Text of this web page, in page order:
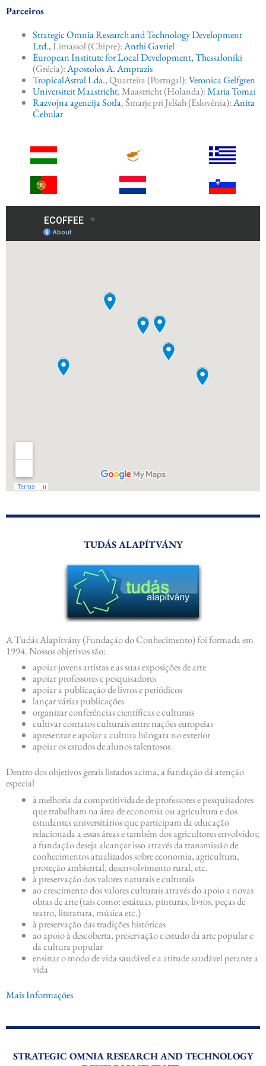
Parceiros
Strategic Omnia Research and Technology Development
Ltd., Limassol (Chipre):Anthi Gavriel
European Institute for Local Development, Thessaloniki
(Grécia):Apostolos A. Amprazis
TropicalAstral Lda., Quarteira (Portugal):Veronica Gelfgren
Universiteit Maastricht, Maastricht (Holanda):Maria Tomai
Razvojna agencija Sotla, Šmarje pri Jelšah (Eslovênia):Anita
Čebular
TUDÁS ALAPÍTVÁNY
A Tudás Alapítvány (Fundação do Conhecimento) foi formada em
1994. Nossos objetivos são:
apoiar jovens artistas e as suas exposições de arte
apoiar professores e pesquisadores
apoiar a publicação de livros e periódicos
lançar várias publicações
organizar conferências científicas e culturais
cultivar contatos culturais entre nações europeias
apresentar e apoiar a cultura húngara no exterior
apoiar os estudos de alunos talentosos
Dentro dos objetivos gerais listados acima, a fundação dá atenção
especial
à melhoria da competitividade de professores e pesquisadores
que trabalham na área de economia ou agricultura e dos
estudantes universitários que participam da educação
relacionada a essas áreas e também dos agricultores envolvidos;
a fundação deseja alcançar isso através da transmissão de
conhecimentos atualizados sobre economia, agricultura,
proteção ambiental, desenvolvimento rural, etc.
à preservação dos valores naturais e culturais
ao crescimento dos valores culturais através do apoio a novas
obras de arte (tais como: estátuas, pinturas, livros, peças de
teatro, literatura, música etc.)
à preservação das tradições históricas
ao apoio à descoberta, preservação e estudo da arte popular e
da cultura popular
ensinar o modo de vida saudável e a atitude saudável perante a
vida
Mais Informações
STRATEGIC OMNIA RESEARCH AND TECHNOLOGY